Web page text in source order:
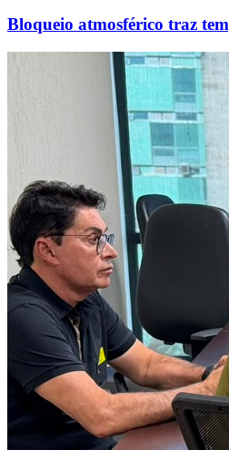
Bloqueio atmosférico traz